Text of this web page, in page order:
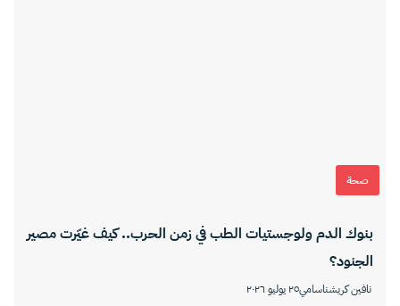
صحة
بنوك الدم ولوجستيات الطب في زمن الحرب.. كيف غيّرت مصير
الجنود؟
نافين كريشناسامي٢٥ يوليو ٢٠٢٦